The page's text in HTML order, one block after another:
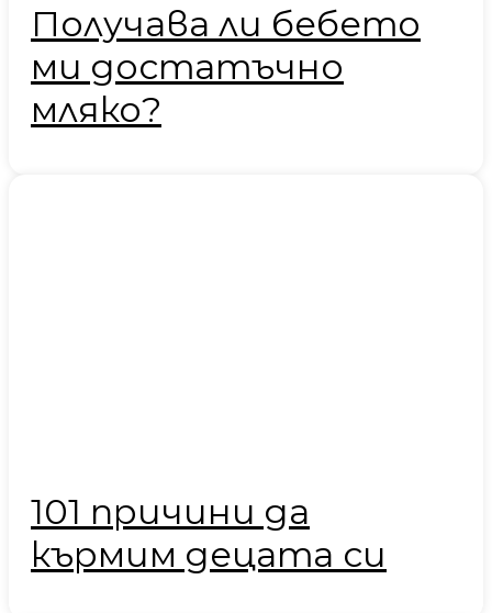
Получава ли бебето
ми достатъчно
мляко?
101 причини да
кърмим децата си